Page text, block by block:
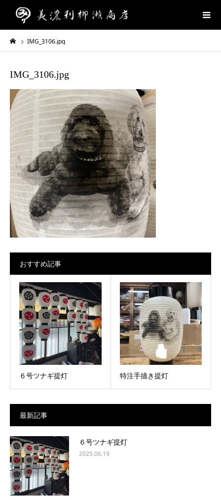
IMG_3106.jpg
IMG_3106.jpg
おすすめ記事
６号ツナギ提灯 特注手描き提灯
最新記事
６号ツナギ提灯
2025.06.19